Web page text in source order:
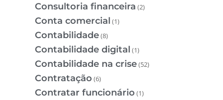
Consultoria financeira (2)
Conta comercial (1)
Contabilidade(8)
Contabilidade digital (1)
Contabilidade na crise(52)
Contratação (6)
Contratar funcionário (1)